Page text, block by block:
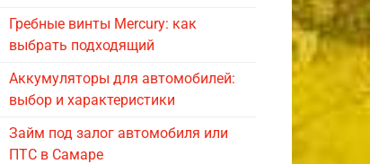
Гребные винты Mercury: как
выбрать подходящий
Аккумуляторы для автомобилей:
выбор и характеристики
Займ под залог автомобиля или
ПТС в Самаре